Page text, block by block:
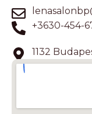
+3630-454-
1132